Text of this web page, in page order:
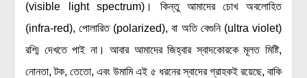
বিজ্ঞানীদের কথা
(visible light spectrum)। কিন্তু আমাদের চোখ অবলোহিত
(infra-red), পোলারিত (polarized), বা অতি বেগুনি (ultra violet)
রশ্মি দেখতে পাই না। আবার আমাদের জিহ্বার স্বাদকোরকে মূলত মিষ্টি,
নোনতা, টক, তেতো, এবং উমামি এই ৫ ধরনের স্বাদের গ্রাহকই রয়েছে, বাকি